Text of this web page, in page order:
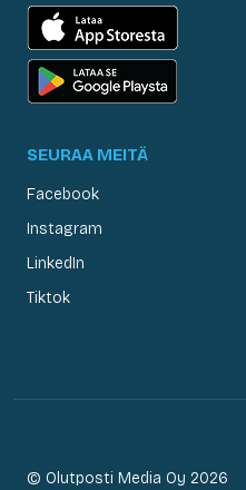
SEURAA MEITÄ
Facebook
Instagram
LinkedIn
Tiktok
© Olutposti Media Oy 2026